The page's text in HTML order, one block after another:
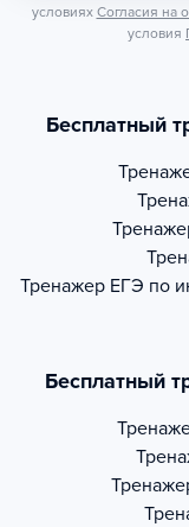
условиях Согласия на
условия
Бесплатный
Тренажер ЕГЭ по
Бесплатный